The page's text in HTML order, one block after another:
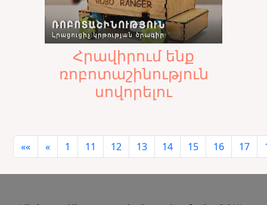
Հրավիրում ենք
ռոբոտաշինություն
սովորելու
«« « 1 11 12 13 14 15 16 17